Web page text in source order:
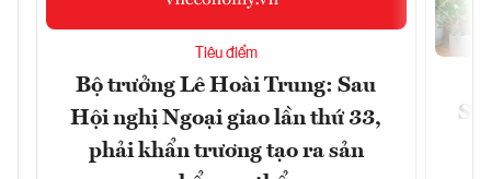
Tiêu điểm
Bộ trưởng Lê Hoài Trung: Sau
Hội nghị Ngoại giao lần thứ 33,
phải khẩn trương tạo ra sản